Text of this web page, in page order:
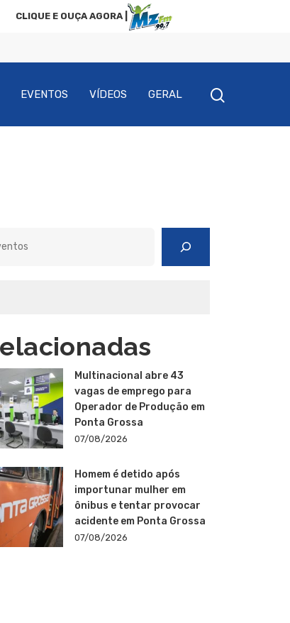
CLIQUE E OUÇA AGORA |
EVENTOS VÍDEOS GERAL
Multinacional abre 43
vagas de emprego para
Operador de Produção em
Ponta Grossa
07/08/2026
Homem é detido após
importunar mulher em
ônibus e tentar provocar
acidente em Ponta Grossa
07/08/2026